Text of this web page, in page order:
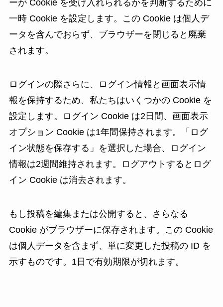
ーが Cookie を受け入れられるかを判断するために
一時 Cookie を設定します。この Cookie は個人デ
ータを含んでおらず、ブラウザーを閉じると廃棄
されます。
ログインの際さらに、ログイン情報と画面表示情
報を保持するため、私たちはいくつかの Cookie を
設定します。ログイン Cookie は2日間、画面表示
オプション Cookie は1年間保持されます。「ログ
イン状態を保存する」を選択した場合、ログイン
情報は2週間維持されます。ログアウトするとログ
イン Cookie は消去されます。
もし投稿を編集または公開すると、さらなる
Cookie がブラウザーに保存されます。この Cookie
は個人データを含まず、単に変更した投稿の ID を
示すものです。1日で有効期限が切れます。